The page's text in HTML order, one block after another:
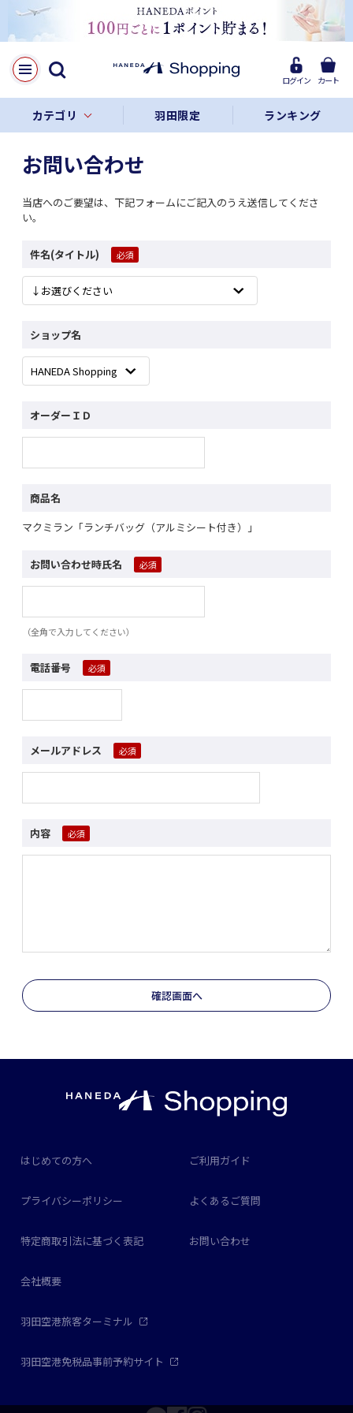
ログイン カート
カテゴリ 羽田限定 ランキング
お問い合わせ
当店へのご要望は、下記フォームにご記入のうえ送信してくださ
い。
件名(タイトル)
ショップ名
オーダーＩＤ
商品名
マクミラン「ランチバッグ（アルミシート付き）」
お問い合わせ時氏名
（全角で入力してください）
電話番号
メールアドレス
内容
はじめての方へ ご利用ガイド
プライバシーポリシー よくあるご質問
特定商取引法に基づく表記 お問い合わせ
会社概要
羽田空港旅客ターミナル
羽田空港免税品事前予約サイト